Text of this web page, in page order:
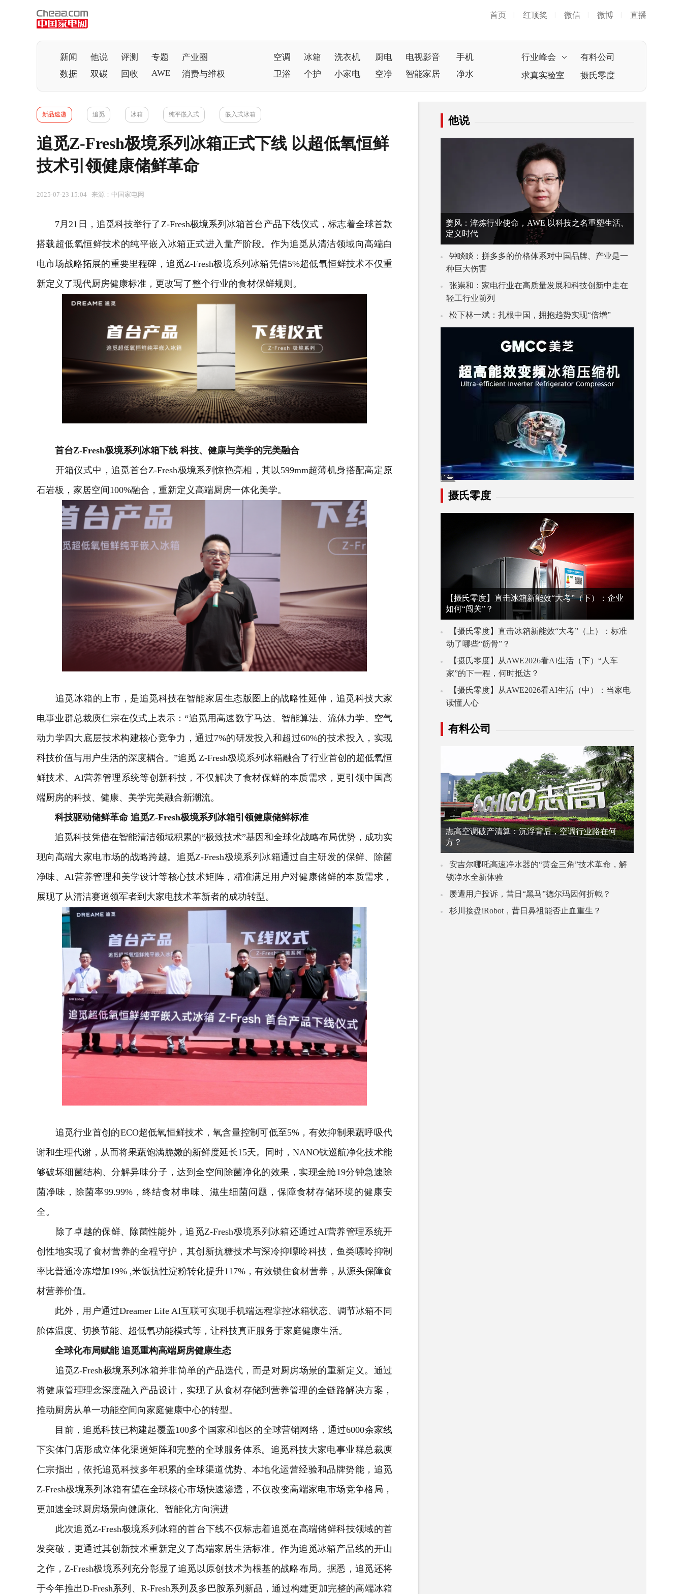
首页 红顶奖 微信 微博 直播
新闻 他说 评测 专题
产业圈
数据
双碳 回收 AWE 消费与维权
空调 冰箱 洗衣机 厨电 电视影音
手机
卫浴
个护 小家电 空净 智能家居 净水
行业峰会
有料公司
求真实验室
摄氏零度
新品速递 追觅 冰箱 纯平嵌入式 嵌入式冰箱
追觅Z-Fresh极境系列冰箱正式下线 以超低氧恒鲜
技术引领健康储鲜革命
2025-07-23 15:04 来源：中国家电网
7月21日，追觅科技举行了Z-Fresh极境系列 冰箱首台产品下线仪式，标志着全球首款
搭载超低氧恒鲜技术的纯平嵌入冰箱正式进入量产阶段。作为追觅从清洁领域向高端白
电市场战略拓展的重要里程碑，追觅Z-Fresh极境系列冰箱凭借5%超低氧恒鲜技术不仅重
新定义了现代厨房健康标准，更改写了整个行业的食材保鲜规则。
首台Z-Fresh极境系列冰箱下线 科技、健康与美学的完美融合
开箱仪式中，追觅首台Z-Fresh极境系列惊艳亮相，其以599mm超薄机身搭配高定原
石岩板，家居空间100%融合，重新定义高端厨房一体化美学。
追觅冰箱的上市，是追觅科技在智能家居生态版图上的战略性延伸，追觅科技大家
电事业群总裁庾仁宗在仪式上表示：“追觅用高速数字马达、智能算法、流体力学、空气
动力学四大底层技术构建核心竞争力，通过7%的研发投入和超过60%的技术投入，实现
科技价值与用户生活的深度耦合。”追觅 Z-Fresh极境系列冰箱融合了行业首创的超低氧恒
鲜技术、AI营养管理系统等创新科技，不仅解决了食材保鲜的本质需求，更引领中国高
端厨房的科技、健康、美学完美融合新潮流。
科技驱动储鲜革命 追觅Z-Fresh极境系列冰箱引领健康储鲜标准
追觅科技凭借在智能清洁领域积累的“极致技术”基因和全球化战略布局优势，成功实
现向高端大家电市场的战略跨越。追觅Z-Fresh极境系列冰箱通过自主研发的保鲜、除菌
净味、AI营养管理和美学设计等核心技术矩阵，精准满足用户对健康储鲜的本质需求，
展现了从清洁赛道领军者到大家电技术革新者的成功转型。
追觅行业首创的ECO超低氧恒鲜技术，氧含量控制可低至5%，有效抑制果蔬呼吸代
谢和生理代谢，从而将果蔬饱满脆嫩的新鲜度延长15天。同时，NANO钛巡航净化技术能
够破坏细菌结构、分解异味分子，达到全空间除菌净化的效果，实现全舱19分钟急速除
菌净味，除菌率99.99%，终结食材串味、滋生细菌问题，保障食材存储环境的健康安
全。
除了卓越的保鲜、除菌性能外，追觅Z-Fresh极境系列冰箱还通过AI营养管理系统开
创性地实现了食材营养的全程守护，其创新抗糖技术与深冷抑嘌呤科技，鱼类嘌呤抑制
率比普通冷冻增加19% ,米饭抗性淀粉转化提升117%，有效锁住食材营养，从源头保障食
材营养价值。
此外，用户通过Dreamer Life AI互联可实现手机端远程掌控冰箱状态、调节冰箱不同
舱体温度、切换节能、超低氧功能模式等，让科技真正服务于家庭健康生活。
全球化布局赋能 追觅重构高端厨房健康生态
追觅Z-Fresh极境系列冰箱并非简单的产品迭代，而是对厨房场景的重新定义。通过
将健康管理理念深度融入产品设计，实现了从食材存储到营养管理的全链路解决方案，
推动厨房从单一功能空间向家庭健康中心的转型。
目前，追觅科技已构建起覆盖100多个国家和地区的全球营销网络，通过6000余家线
下实体门店形成立体化渠道矩阵和完整的全球服务体系。追觅科技大家电事业群总裁庾
仁宗指出，依托追觅科技多年积累的全球渠道优势、本地化运营经验和品牌势能，追觅
Z-Fresh极境系列冰箱有望在全球核心市场快速渗透，不仅改变高端家电市场竞争格局，
更加速全球厨房场景向健康化、智能化方向演进
此次追觅Z-Fresh极境系列冰箱的首台下线不仅标志着追觅在高端储鲜科技领域的首
发突破，更通过其创新技术重新定义了高端家居生活标准。作为追觅冰箱产品线的开山
之作，Z-Fresh极境系列充分彰显了追觅以原创技术为根基的战略布局。据悉，追觅还将
于今年推出D-Fresh系列、R-Fresh系列及多巴胺系列新品，通过构建更加完整的高端冰箱
他说
姜风：淬炼行业使命，AWE 以科技之名重塑生活、
定义时代
钟睒睒：拼多多的价格体系对中国品牌、产业是一
种巨大伤害
张崇和：家电行业在高质量发展和科技创新中走在
轻工行业前列
松下林一斌：扎根中国，拥抱趋势实现“倍增”
摄氏零度
【摄氏零度】直击冰箱新能效“大考”（下）：企业
如何“闯关”？
【摄氏零度】直击冰箱新能效“大考”（上）：标准
动了哪些“筋骨”？
【摄氏零度】从AWE2026看AI生活（下）“人车
家”的下一程，何时抵达？
【摄氏零度】从AWE2026看AI生活（中）：当家电
读懂人心
有料公司
志高空调破产清算：沉浮背后，空调行业路在何
方？
安吉尔哪吒高速净水器的“黄金三角”技术革命，解
锁净水全新体验
屡遭用户投诉，昔日“黑马”德尔玛因何折戟？
杉川接盘iRobot，昔日鼻祖能否止血重生？